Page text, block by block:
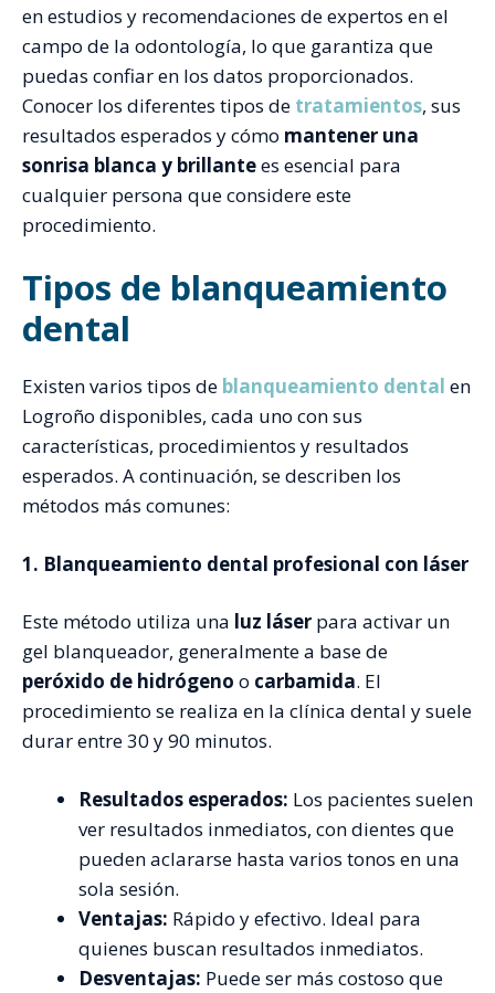
en estudios y recomendaciones de expertos en el
campo de la odontología, lo que garantiza que
puedas confiar en los datos proporcionados.
Conocer los diferentes tipos de tratamientos, sus
resultados esperados y cómo mantener una
sonrisa blanca y brillantees esencial para
cualquier persona que considere este
procedimiento.
Tipos de blanqueamiento
dental
Existen varios tipos de blanqueamiento dental en
Logroño disponibles, cada uno con sus
características, procedimientos y resultados
esperados. A continuación, se describen los
métodos más comunes:
1. Blanqueamiento dental profesional con láser
Este método utiliza una luz láser para activar un
gel blanqueador, generalmente a base de
peróxido de hidrógeno o carbamida. El
procedimiento se realiza en la clínica dental y suele
durar entre 30 y 90 minutos.
Resultados esperados: Los pacientes suelen
ver resultados inmediatos, con dientes que
pueden aclararse hasta varios tonos en una
sola sesión.
Ventajas: Rápido y efectivo. Ideal para
quienes buscan resultados inmediatos.
Desventajas: Puede ser más costoso que